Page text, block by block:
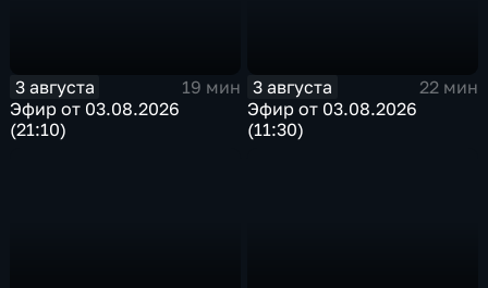
3 августа
19 мин
Эфир от 03.08.2026
(21:10)
3 августа
22 мин
Эфир от 03.08.2026
(11:30)